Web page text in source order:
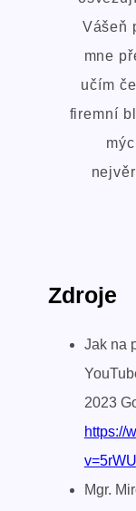
Vášeň
mne
učím
firemní
Zdroje
Jak na
2023
https://
Mgr.